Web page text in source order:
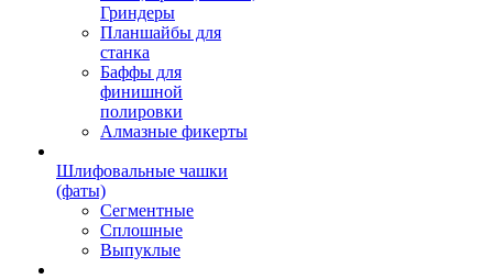
Гриндеры
Планшайбы для
станка
Баффы для
финишной
полировки
Алмазные фикерты
Шлифовальные чашки
(фаты)
Сегментные
Сплошные
Выпуклые